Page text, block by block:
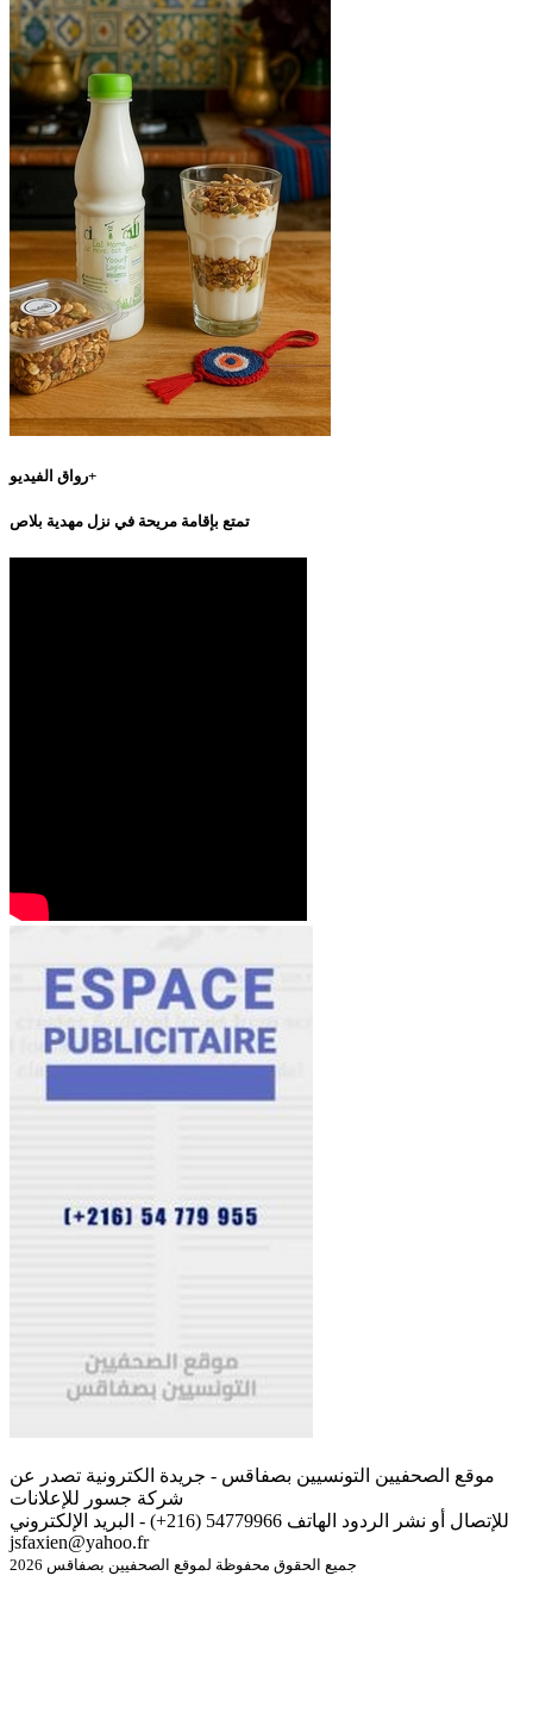
رواق الفيديو+
تمتع بإقامة مريحة في نزل مهدية بلاص
موقع الصحفيين التونسيين بصفاقس - جريدة الكترونية تصدر عن
شركة جسور للإعلانات
للإتصال أو نشر الردود الهاتف 54779966 (216+) - البريد الإلكتروني
jsfaxien@yahoo.fr
جميع الحقوق محفوظة لموقع الصحفيين بصفاقس 2026